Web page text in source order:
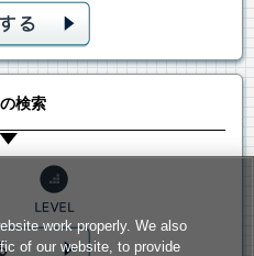
検索
work properly. We also
of our website, to provide